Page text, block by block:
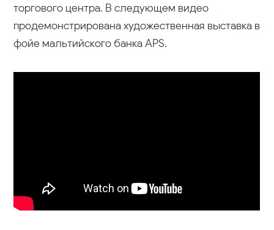
торгового центра. В следующем видео
продемонстрирована художественная выставка в
фойе мальтийского банка APS.